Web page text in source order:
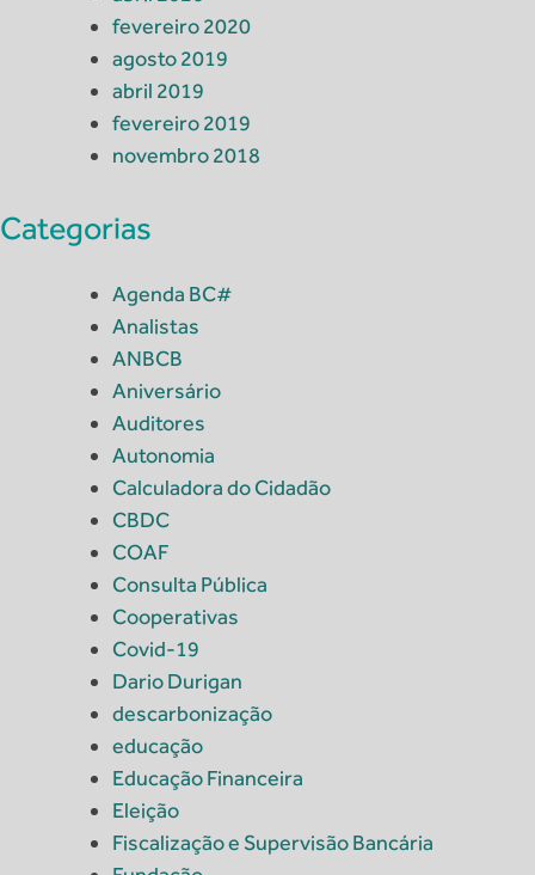
fevereiro 2020
agosto 2019
abril 2019
fevereiro 2019
novembro 2018
Categorias
Agenda BC#
Analistas
ANBCB
Aniversário
Auditores
Autonomia
Calculadora do Cidadão
CBDC
COAF
Consulta Pública
Cooperativas
Covid-19
Dario Durigan
descarbonização
educação
Educação Financeira
Eleição
Fiscalização e Supervisão Bancária